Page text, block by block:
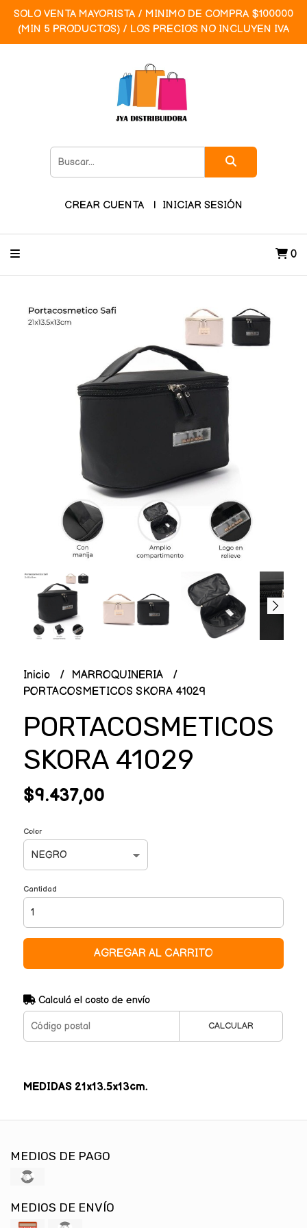
SOLO VENTA MAYORISTA / MINIMO DE COMPRA $100000
(MIN 5 PRODUCTOS) / LOS PRECIOS NO INCLUYEN IVA
CREAR CUENTA INICIAR SESIÓN
0
Inicio
MARROQUINERIA
PORTACOSMETICOS SKORA 41029
PORTACOSMETICOS
SKORA 41029
$9.437,00
Color
Cantidad
AGREGAR AL CARRITO
Calculá el costo de envío
CALCULAR
MEDIDAS 21x13.5x13cm.
MEDIOS DE PAGO
MEDIOS DE ENVÍO